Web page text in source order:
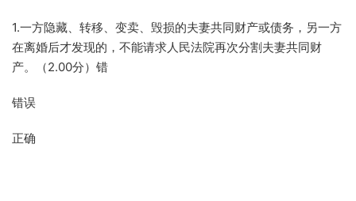
1.一方隐藏、转移、变卖、毁损的夫妻共同财产或债务，另一方
在离婚后才发现的，不能请求人民法院再次分割夫妻共同财
产。（2.00分）错
错误
正确